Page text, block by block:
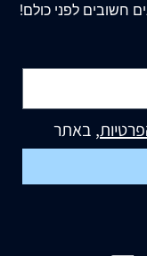
חשובים לפני כולם!
, באתר